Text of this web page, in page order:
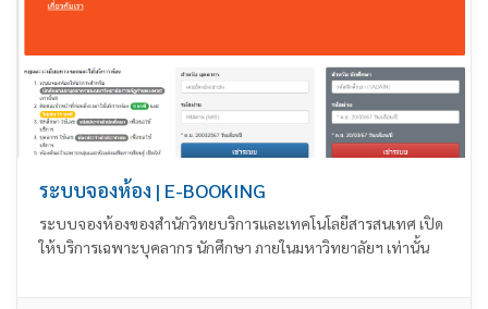
ระบบจองห้อง | E-BOOKING
ระบบจองห้องของสำนักวิทยบริการและเทคโนโลยีสารสนเทศ เปิด
ให้บริการเฉพาะบุคลากร นักศึกษา ภายในมหาวิทยาลัยฯ เท่านั้น